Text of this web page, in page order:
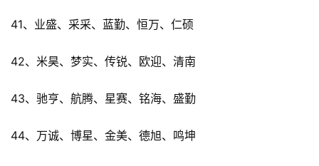
41、业盛、采采、蓝勤、恒万、仁硕
42、米昊、梦实、传锐、欧迎、清南
43、驰亨、航腾、星赛、铭海、盛勤
44、万诚、博星、金美、德旭、鸣坤